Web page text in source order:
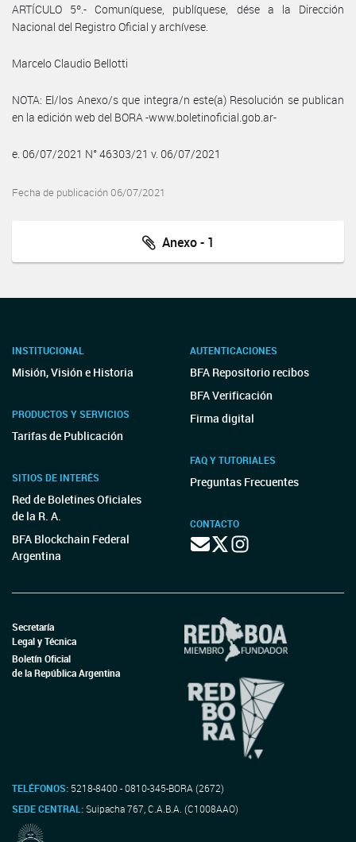
ARTÍCULO 5º.- Comuníquese, publíquese, dése a la Dirección
Nacional del Registro Oficial y archívese.
Marcelo Claudio Bellotti
NOTA: El/los Anexo/s que integra/n este(a) Resolución se publican
en la edición web del BORA -www.boletinoficial.gob.ar-
e. 06/07/2021 N° 46303/21 v. 06/07/2021
Fecha de publicación 06/07/2021
Anexo - 1
INSTITUCIONAL
Misión, Visión e Historia
PRODUCTOS Y SERVICIOS
Tarifas de Publicación
SITIOS DE INTERÉS
Red de Boletines Oficiales
de la R. A.
BFA Blockchain Federal
Argentina
AUTENTICACIONES
BFA Repositorio recibos
BFA Verificación
Firma digital
FAQ Y TUTORIALES
Preguntas Frecuentes
CONTACTO
Secretaría
Legal y Técnica
Boletín Oficial
de la República Argentina
TELÉFONOS: 5218-8400 - 0810-345-BORA (2672)
SEDE CENTRAL:Suipacha 767, C.A.B.A. (C1008AAO)